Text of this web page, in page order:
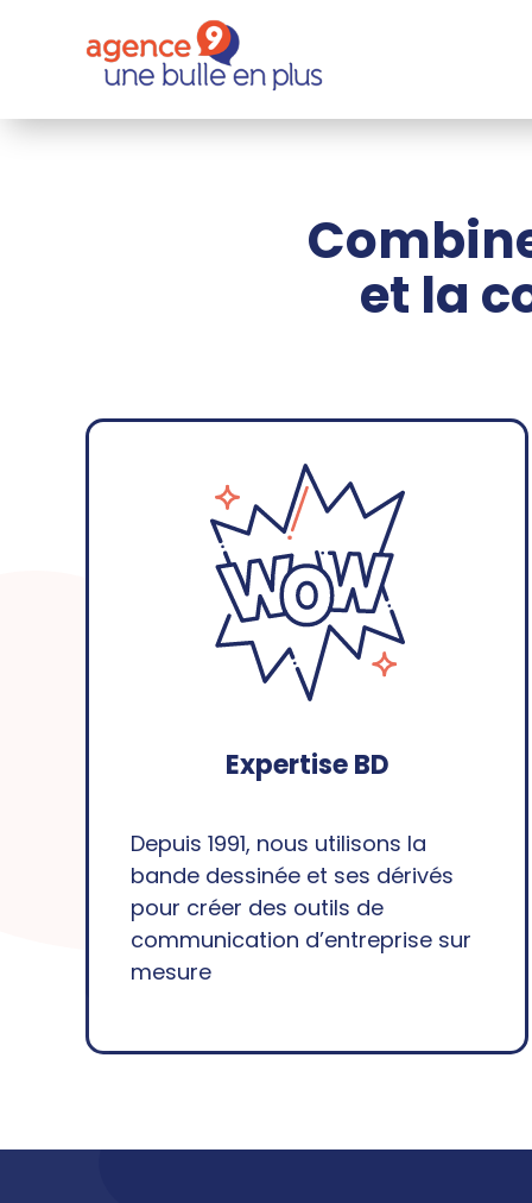
et la
Expertise BD
Depuis 1991, nous utilisons la
bande dessinée et ses dérivés
pour créer des outils de
communication d’entreprise sur
mesure